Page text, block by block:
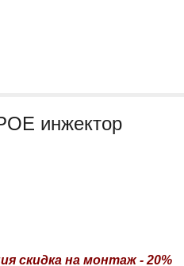
инжектор
скидка на монтаж - 20%